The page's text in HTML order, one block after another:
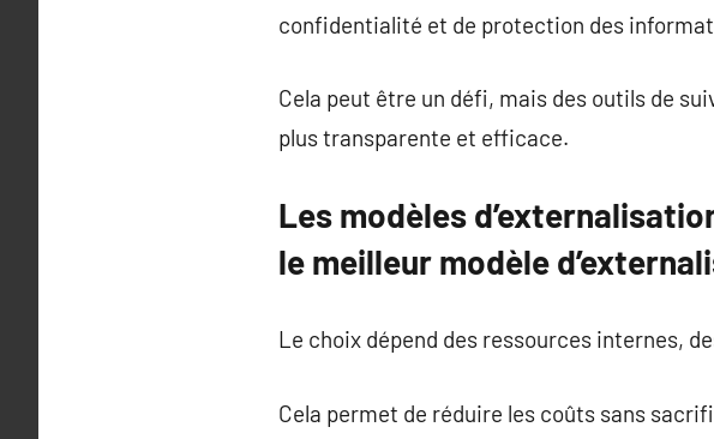
confidentialité et de protection des
Cela peut être un défi, mais des outils de
plus transparente et efficace.
Les modèles
le meilleur modèle
Le choix dépend des ressources internes,
Cela permet de réduire les coûts sans